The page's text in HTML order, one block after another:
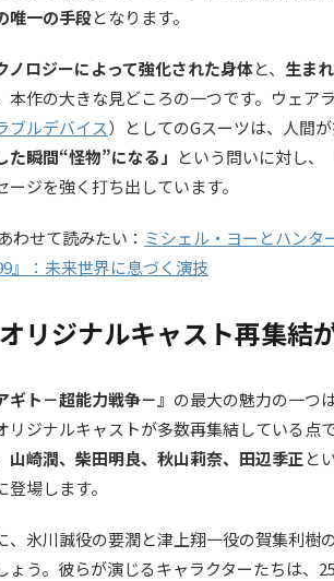
唯一の手段となります。
ノロジーによって強化された身体と、 生ま
本作の大きな見どころの一つです。 ウェア
ブルデバイス） としてのGスーツは、人間
た瞬間“怪物”になる」 という問いに対し、
ージを強く打ち出しています。
わせて読みたい： ミシェル・ヨーとハンタ
』：未来世界に息づく演技
オリジナルキャスト再集結
ギト－超能力戦争－』 の最大の魅力の一つ
リジナルキャストが多数再集結している点
山崎潤、柴田明良、秋山莉奈、田辺季正 と
登場します。
、氷川誠役の要潤と津上翔一役の賀集利樹
ょう。彼らが演じるキャラクターたちは、